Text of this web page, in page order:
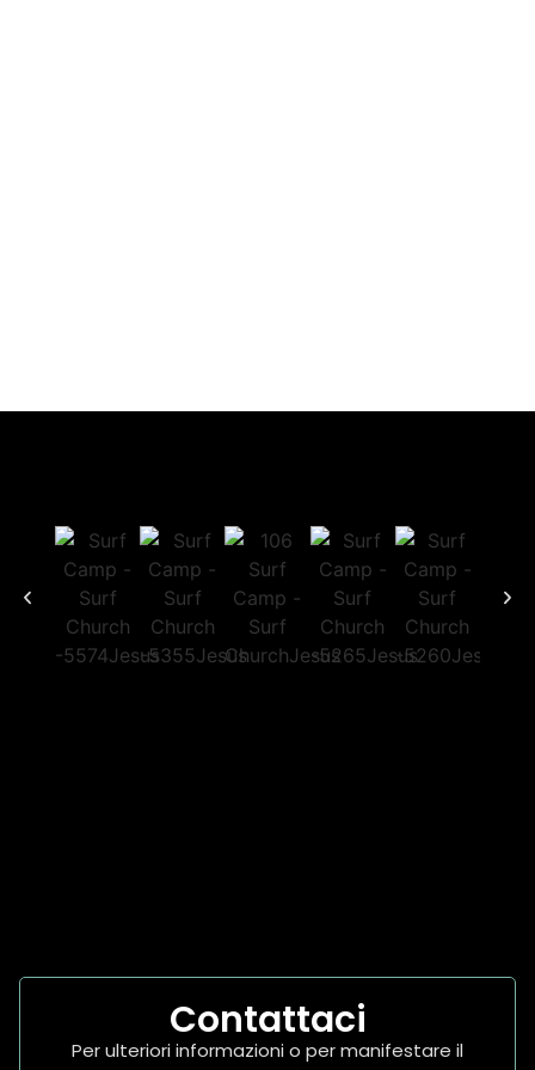
Contattaci
Per ulteriori informazioni o per manifestare il